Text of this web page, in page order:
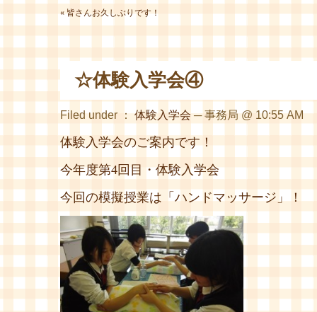
ひた
«皆さんお久しぶりです！
☆体験入学会④
Filed under ：体験入学会─ 事務局 @ 10:55 AM
体験入学会のご案内です！
今年度第4回目・体験入学会
今回の模擬授業は「ハンドマッサージ」！